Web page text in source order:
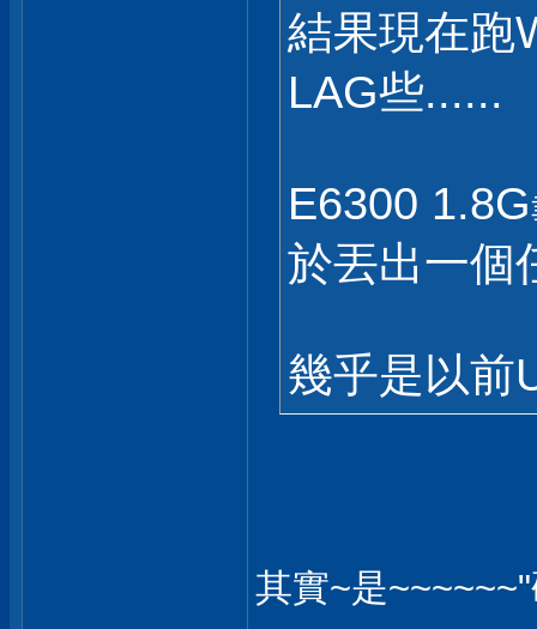
結果現在跑
LAG些......
E6300
於丟出一個
幾乎是以前
其實~是